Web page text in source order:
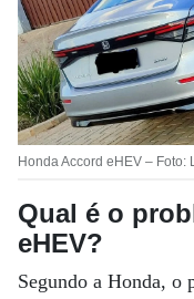
Honda Accord eHEV – Foto:
Qual é o
eHEV?
Segundo a Honda, o